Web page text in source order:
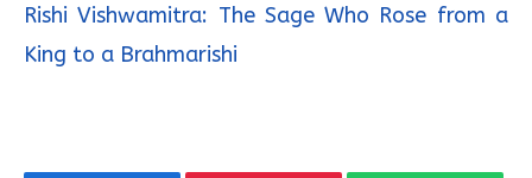
Rishi Vishwamitra: The Sage Who Rose from a
King to a Brahmarishi